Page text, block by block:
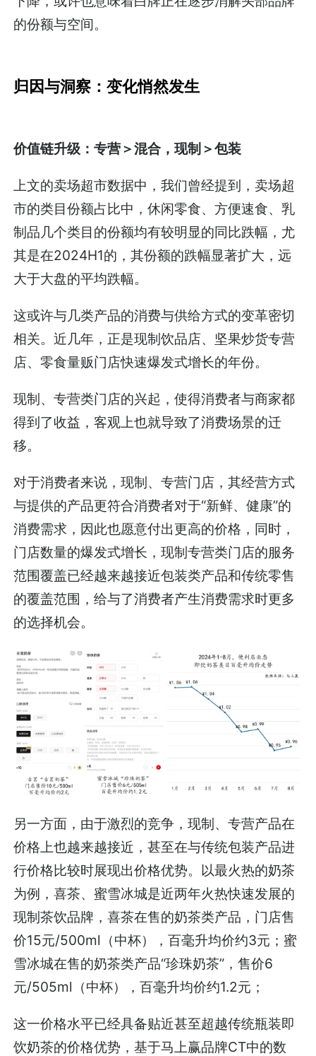
的份额与空间。
归因与洞察：变化悄然发生
价值链升级：专营＞混合，现制＞包装
上文的卖场超市数据中，我们曾经提到，卖场超
市的类目份额占比中，休闲零食、方便速食、乳
制品几个类目的份额均有较明显的同比跌幅，尤
其是在2024H1的，其份额的跌幅显著扩大，远
大于大盘的平均跌幅。
这或许与几类产品的消费与供给方式的变革密切
相关。近几年，正是现制饮品店、坚果炒货专营
店、零食量贩门店快速爆发式增长的年份。
现制、专营类门店的兴起，使得消费者与商家都
得到了收益，客观上也就导致了消费场景的迁
移。
对于消费者来说，现制、专营门店，其经营方式
与提供的产品更符合消费者对于“新鲜、健康”的
消费需求，因此也愿意付出更高的价格，同时，
门店数量的爆发式增长，现制专营类门店的服务
范围覆盖已经越来越接近包装类产品和传统零售
的覆盖范围，给与了消费者产生消费需求时更多
的选择机会。
另一方面，由于激烈的竞争，现制、专营产品在
价格上也越来越接近，甚至在与传统包装产品进
行价格比较时展现出价格优势。以最火热的奶茶
为例，喜茶、蜜雪冰城是近两年火热快速发展的
现制茶饮品牌，喜茶在售的奶茶类产品，门店售
价15元/500ml（中杯），百毫升均价约3元；蜜
雪冰城在售的奶茶类产品“珍珠奶茶”，售价6
元/505ml（中杯），百毫升均价约1.2元；
这一价格水平已经具备贴近甚至超越传统瓶装即
饮奶茶的价格优势，基于马上赢品牌CT中的数